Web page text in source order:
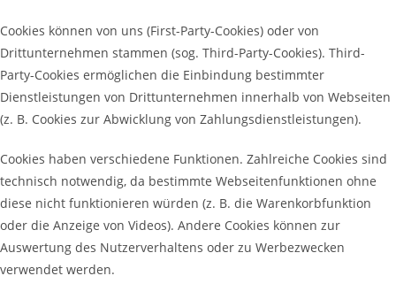
Cookies können von uns (First-Party-Cookies) oder von
Drittunternehmen stammen (sog. Third-Party-Cookies). Third-
Party-Cookies ermöglichen die Einbindung bestimmter
Dienstleistungen von Drittunternehmen innerhalb von Webseiten
(z. B. Cookies zur Abwicklung von Zahlungsdienstleistungen).
Cookies haben verschiedene Funktionen. Zahlreiche Cookies sind
technisch notwendig, da bestimmte Webseitenfunktionen ohne
diese nicht funktionieren würden (z. B. die Warenkorbfunktion
oder die Anzeige von Videos). Andere Cookies können zur
Auswertung des Nutzerverhaltens oder zu Werbezwecken
verwendet werden.